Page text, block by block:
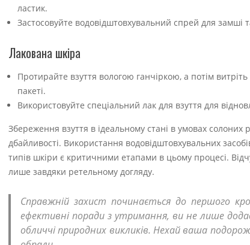
ластик.
Застосовуйте водовідштовхувальний спрей для замші
Лакована шкіра
Протирайте взуття вологою ганчіркою, а потім
пакеті.
Використовуйте спеціальний лак для взуття для
Збереження взуття в ідеальному стані в умовах солоних
дбайливості. Використання водовідштовхувальних
типів шкіри є критичними етапами в цьому процесі.
лише завдяки ретельному догляду.
Справжній захист починається до першого
ефективні поради з утримання, ви не лише
обличчі природних викликів. Нехай ваша